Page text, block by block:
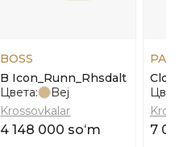
BOSS
B Icon_Runn_Rhsdalt
Цвета:
Bej
Krossovkalar
4 148 000 soʻm 7